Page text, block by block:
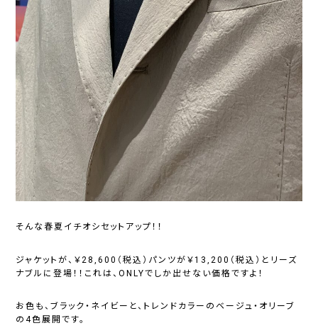
そんな春夏イチオシセットアップ！！
ジャケットが、￥28,600（税込）パンツが￥13,200（税込）とリーズ
ナブルに登場！！これは、ONLYでしか出せない価格ですよ！
お色も、ブラック・ネイビーと、トレンドカラーのベージュ・オリーブ
の4色展開です。